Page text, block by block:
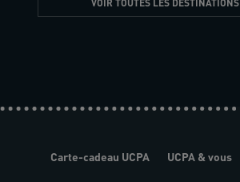
VOIR TOUTES LES DESTINATIONS
Carte-cadeau UCPA UCPA & vous